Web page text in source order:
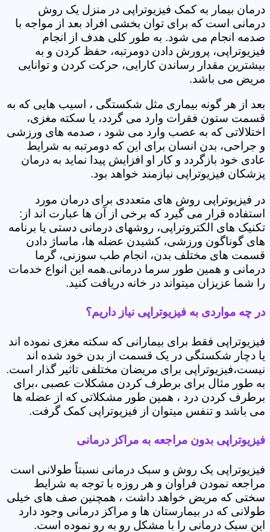
درمان بیمار به کمک فیزیوتراپی در منزل یک روش
درمانی است که برای توان بخشی افراد بعد از مواجه با
صدمه انجام می شود. به طور کلی هدف از انجام
فیزیوتراپی، پرورش دادن دومرتبه، حفظ کردن و به
بیشترین مقدار رساندن کارایی، حرکت کردن و توانایی
مریض می باشد.
بعد از هر گونه بیماری مثل شکستگی ، اسیب هایی که به
قسمت ستون فقرات وارد می گردد، یا سکته مغزی،
اختلالاتی که به عصب وارد می شود ، صدمه های ورزشی
و جراحی، بدن انسان برای این که دومرتبه به شرایط
عادی خود بازگردد و کار او افزایش پیدا نماید به درمان
پزشکان فیزیوتراپی نیازمند خواهد بود.
در فیزیوتراپی روش های متعددی برای درمان مورد
استفاده قرار می گیرد که برخی از آن ها عبارت اند از:
تکنیک های الکتروتراپی، روشهای درمانی دستی یا برنامه
های گوناگون ورزشی، کشیدن عضله ها، ماساژ دادن
قسمت های مختلف بدن، انجام طب سوزنی، گرما
درمانی و همین طور سرما درمانی.همه این انواع خدمات
را شما عزیزان میتواند در خانه دریافت کنید.
در چه مواردی به فیزیوتراپی نیاز داریم؟
فیزیوتراپی فقط برای بیمارانی که سکته مغزی نموده اند
یا دچار شکستگی در یک قسمت از بدن خود شده اند
نیست،فیزیوتراپی برای مریضان مختلفی تاثیر گذار است.
به طور مثال برای برطرف کردن مشکلات عصبی ،برای
برطرف کردن درد ، همین طور مشکلاتی که از عضله ها
می باشد و تنفس میتوان از فیزیوتراپی کمک گرفت.
فیزیوتراپی بدون مراجعه به مراکز درمانی
فیزیوتراپی یک روش و سبک درمانی نسبتاً طولانی است
مراجعه نمودن فراوان و هر روزه با توجه به شرایط
سختی که مریض خواهد داشت ، همچنین صف های خیلی
طولانی که در بیمارستان ها و مراکز درمانی وجود دارد
این سبک درمانی را با مشکل رو به رو نموده است.